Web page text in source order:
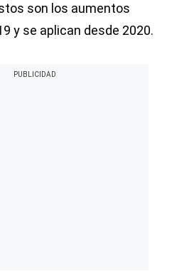
son los aumentos
y se aplican desde 2020.